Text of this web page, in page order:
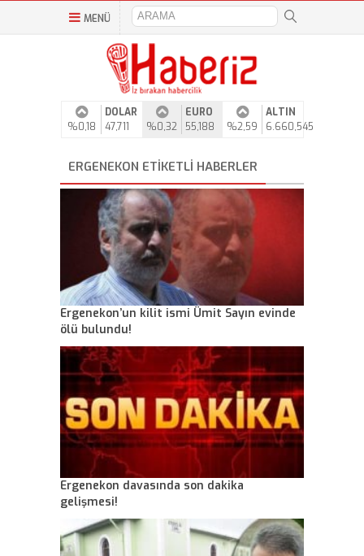
MENÜ
%0,18
DOLAR
47,711
%0,32
EURO
55,188
%2,59
ALTIN
6.660,545
ERGENEKON ETIKETLI HABERLER
Ergenekon’un kilit ismi Ümit Sayın evinde
ölü bulundu!
Ergenekon davasında son dakika
gelişmesi!